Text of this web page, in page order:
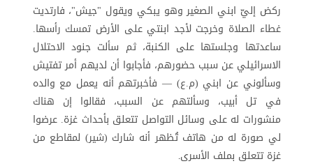
ركض إليّ ابني الصغير وهو يبكي ويقول "جيش"، فارتديت
غطاء الصلاة وخرجت لأجد ابنتي على الأرض تمسك رأسها.
ساعدتها وجلستها على الكنبة، ثم سألت جنود الاحتلال
الاسرائيلي عن سبب حضورهم، فأجابوا أن لديهم أمر تفتيش
وسألوني عن ابني (م.ع) — فأخبرتهم أنه يعمل مع والده
في تل أبيب، وسألتهم عن السبب، فقالوا إن هناك
منشورات له على وسائل التواصل تتعلق بأحداث غزة. عرضوا
لي صورة له من هاتف تُظهر أنه شارك (شير) لمقاطع من
غزة تتعلق بملف الأسرى.